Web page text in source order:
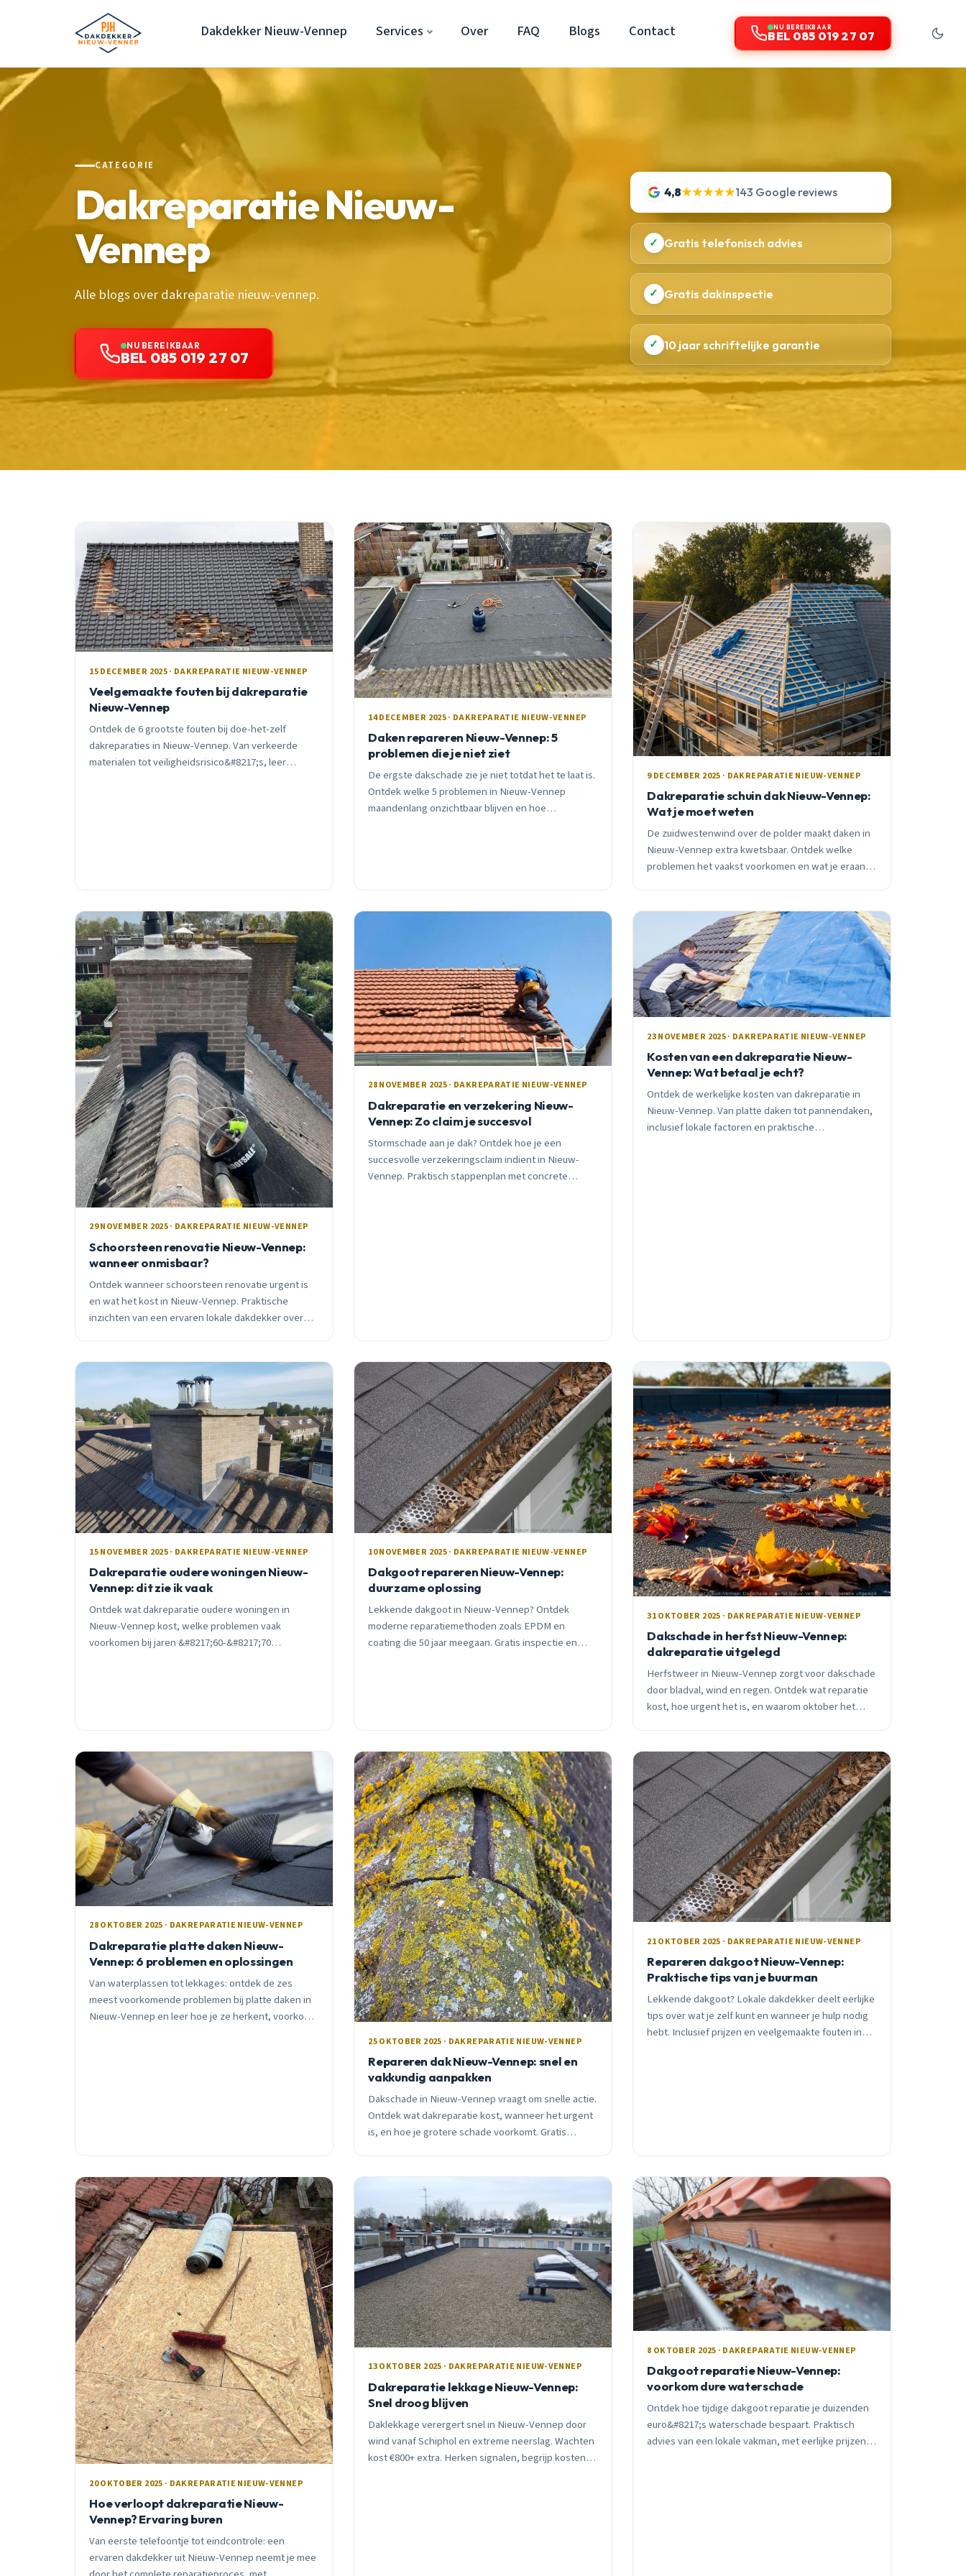
Dakdekker Nieuw-Vennep Services Over FAQ Blogs Contact NU BEREIKBAAR
BEL 085 019 27 07
CATEGORIE
Dakreparatie Nieuw-
Vennep
Alle blogs over dakreparatie nieuw-vennep.
NU BEREIKBAAR
BEL 085 019 27 07
4,8★★★★★143 Google reviews
✓ Gratis telefonisch advies
✓ Gratis dakinspectie
✓ 10 jaar schriftelijke garantie
15 DECEMBER 2025 · DAKREPARATIE NIEUW-VENNEP
Veelgemaakte fouten bij dakreparatie
Nieuw-Vennep
Ontdek de 6 grootste fouten bij doe-het-zelf
dakreparaties in Nieuw-Vennep. Van verkeerde
materialen tot veiligheidsrisico&#8217;s, leer
14 DECEMBER 2025 · DAKREPARATIE NIEUW-VENNEP
Daken repareren Nieuw-Vennep: 5
problemen die je niet ziet
De ergste dakschade zie je niet totdat het te laat is.
Ontdek welke 5 problemen in Nieuw-Vennep
maandenlang onzichtbaar blijven en hoe
9 DECEMBER 2025 · DAKREPARATIE NIEUW-VENNEP
Dakreparatie schuin dak Nieuw-Vennep:
Wat je moet weten
De zuidwestenwind over de polder maakt daken in
Nieuw-Vennep extra kwetsbaar. Ontdek welke
problemen het vaakst voorkomen en wat je eraan
29 NOVEMBER 2025 · DAKREPARATIE NIEUW-VENNEP
Schoorsteen renovatie Nieuw-Vennep:
wanneer onmisbaar?
Ontdek wanneer schoorsteen renovatie urgent is
en wat het kost in Nieuw-Vennep. Praktische
inzichten van een ervaren lokale dakdekker over
28 NOVEMBER 2025 · DAKREPARATIE NIEUW-VENNEP
Dakreparatie en verzekering Nieuw-
Vennep: Zo claim je succesvol
Stormschade aan je dak? Ontdek hoe je een
succesvolle verzekeringsclaim indient in Nieuw-
Vennep. Praktisch stappenplan met concrete
23 NOVEMBER 2025 · DAKREPARATIE NIEUW-VENNEP
Kosten van een dakreparatie Nieuw-
Vennep: Wat betaal je echt?
Ontdek de werkelijke kosten van dakreparatie in
Nieuw-Vennep. Van platte daken tot pannendaken,
inclusief lokale factoren en praktische
15 NOVEMBER 2025 · DAKREPARATIE NIEUW-VENNEP
Dakreparatie oudere woningen Nieuw-
Vennep: dit zie ik vaak
Ontdek wat dakreparatie oudere woningen in
Nieuw-Vennep kost, welke problemen vaak
voorkomen bij jaren &#8217;60-&#8217;70
10 NOVEMBER 2025 · DAKREPARATIE NIEUW-VENNEP
Dakgoot repareren Nieuw-Vennep:
duurzame oplossing
Lekkende dakgoot in Nieuw-Vennep? Ontdek
moderne reparatiemethoden zoals EPDM en
coating die 50 jaar meegaan. Gratis inspectie en
31 OKTOBER 2025 · DAKREPARATIE NIEUW-VENNEP
Dakschade in herfst Nieuw-Vennep:
dakreparatie uitgelegd
Herfstweer in Nieuw-Vennep zorgt voor dakschade
door bladval, wind en regen. Ontdek wat reparatie
kost, hoe urgent het is, en waarom oktober het
28 OKTOBER 2025 · DAKREPARATIE NIEUW-VENNEP
Dakreparatie platte daken Nieuw-
Vennep: 6 problemen en oplossingen
Van waterplassen tot lekkages: ontdek de zes
meest voorkomende problemen bij platte daken in
Nieuw-Vennep en leer hoe je ze herkent, voorkomt
25 OKTOBER 2025 · DAKREPARATIE NIEUW-VENNEP
Repareren dak Nieuw-Vennep: snel en
vakkundig aanpakken
Dakschade in Nieuw-Vennep vraagt om snelle actie.
Ontdek wat dakreparatie kost, wanneer het urgent
is, en hoe je grotere schade voorkomt. Gratis
21 OKTOBER 2025 · DAKREPARATIE NIEUW-VENNEP
Repareren dakgoot Nieuw-Vennep:
Praktische tips van je buurman
Lekkende dakgoot? Lokale dakdekker deelt eerlijke
tips over wat je zelf kunt en wanneer je hulp nodig
hebt. Inclusief prijzen en veelgemaakte fouten in
20 OKTOBER 2025 · DAKREPARATIE NIEUW-VENNEP
Hoe verloopt dakreparatie Nieuw-
Vennep? Ervaring buren
Van eerste telefoontje tot eindcontrole: een
ervaren dakdekker uit Nieuw-Vennep neemt je mee
13 OKTOBER 2025 · DAKREPARATIE NIEUW-VENNEP
Dakreparatie lekkage Nieuw-Vennep:
Snel droog blijven
Daklekkage verergert snel in Nieuw-Vennep door
wind vanaf Schiphol en extreme neerslag. Wachten
kost €800+ extra. Herken signalen, begrijp kosten
8 OKTOBER 2025 · DAKREPARATIE NIEUW-VENNEP
Dakgoot reparatie Nieuw-Vennep:
voorkom dure waterschade
Ontdek hoe tijdige dakgoot reparatie je duizenden
euro&#8217;s waterschade bespaart. Praktisch
advies van een lokale vakman, met eerlijke prijzen